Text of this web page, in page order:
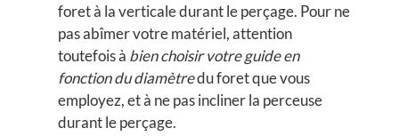
foret à la verticale durant le perçage. Pour ne
pas abîmer votre matériel, attention
toutefois à bien choisir votre guide en
fonction du diamètredu foret que vous
employez, et à ne pas incliner la perceuse
durant le perçage.